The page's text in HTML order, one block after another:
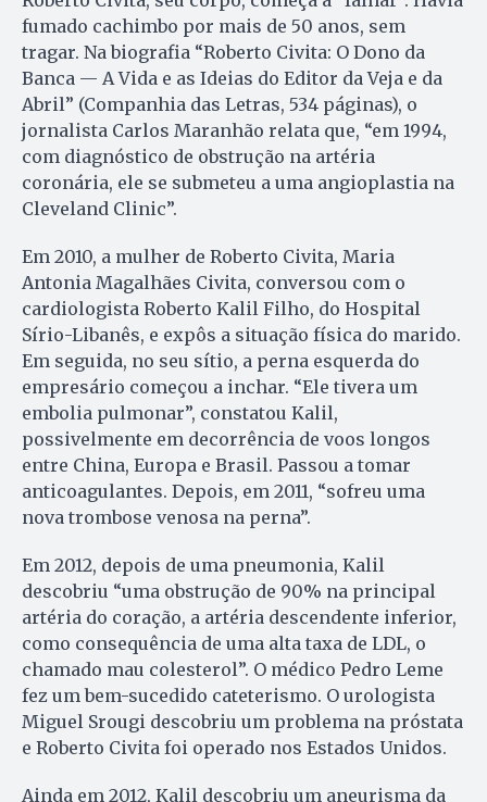
fumado cachimbo por mais de 50 anos, sem
tragar. Na biografia “Roberto Civita: O Dono da
Banca — A Vida e as Ideias do Editor da Veja e da
Abril” (Companhia das Letras, 534 páginas), o
jornalista Carlos Maranhão relata que, “em 1994,
com diagnóstico de obstrução na artéria
coronária, ele se submeteu a uma angioplastia na
Cleveland Clinic”.
Em 2010, a mulher de Roberto Civita, Maria
Antonia Magalhães Civita, conversou com o
cardiologista Roberto Kalil Filho, do Hospital
Sírio-Libanês, e expôs a situação física do marido.
Em seguida, no seu sítio, a perna esquerda do
empresário começou a inchar. “Ele tivera um
embolia pulmonar”, constatou Kalil,
possivelmente em decorrência de voos longos
entre China, Europa e Brasil. Passou a tomar
anticoagulantes. Depois, em 2011, “sofreu uma
nova trombose venosa na perna”.
Em 2012, depois de uma pneumonia, Kalil
descobriu “uma obstrução de 90% na principal
artéria do coração, a artéria descendente inferior,
como consequência de uma alta taxa de LDL, o
chamado mau colesterol”. O médico Pedro Leme
fez um bem-sucedido cateterismo. O urologista
Miguel Srougi descobriu um problema na próstata
e Roberto Civita foi operado nos Estados Unidos.
Ainda em 2012, Kalil descobriu um aneurisma da